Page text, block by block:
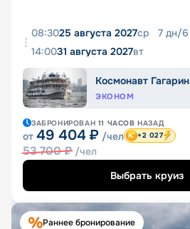
08:3025 августа 2027ср 7 дн/6
14:0031 августа 2027вт
Космонавт Гагарин
ЭКОНОМ
ЗАБРОНИРОВАН 11 ЧАСОВ НАЗАД
от 49 404 ₽ /чел
53 700₽ /чел
+2 027
Выбрать круиз
Раннее бронирование